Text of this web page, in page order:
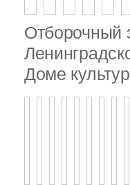
Отборочный
Доме